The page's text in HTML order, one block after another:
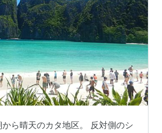
ら晴天のカタ地区。 反対側のシ